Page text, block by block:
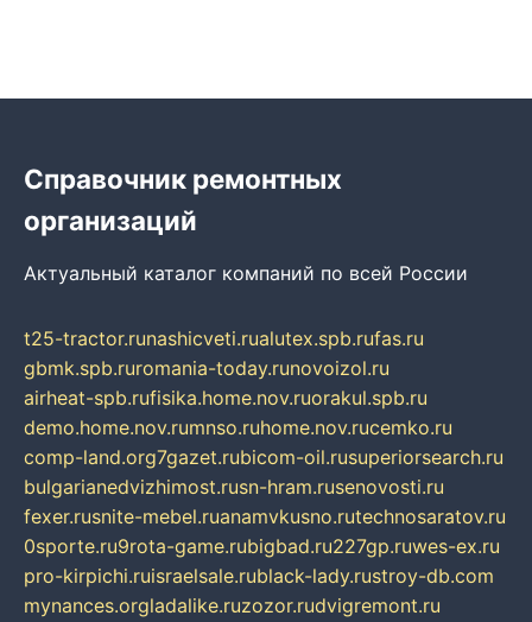
Справочник ремонтных
организаций
Актуальный каталог компаний по всей России
t25-tractor.runashicveti.rualutex.spb.rufas.ru
gbmk.spb.ruromania-today.runovoizol.ru
airheat-spb.rufisika.home.nov.ruorakul.spb.ru
demo.home.nov.rumnso.ruhome.nov.rucemko.ru
comp-land.org7gazet.rubicom-oil.rusuperiorsearch.ru
bulgarianedvizhimost.rusn-hram.rusenovosti.ru
fexer.rusnite-mebel.ruanamvkusno.rutechnosaratov.ru
0sporte.ru9rota-game.rubigbad.ru227gp.ruwes-ex.ru
pro-kirpichi.ruisraelsale.rublack-lady.rustroy-db.com
mynances.orgladalike.ruzozor.rudvigremont.ru